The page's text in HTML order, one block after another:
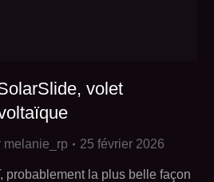
volet
melanie_rp 25 février 2026
probablement la plus belle façon